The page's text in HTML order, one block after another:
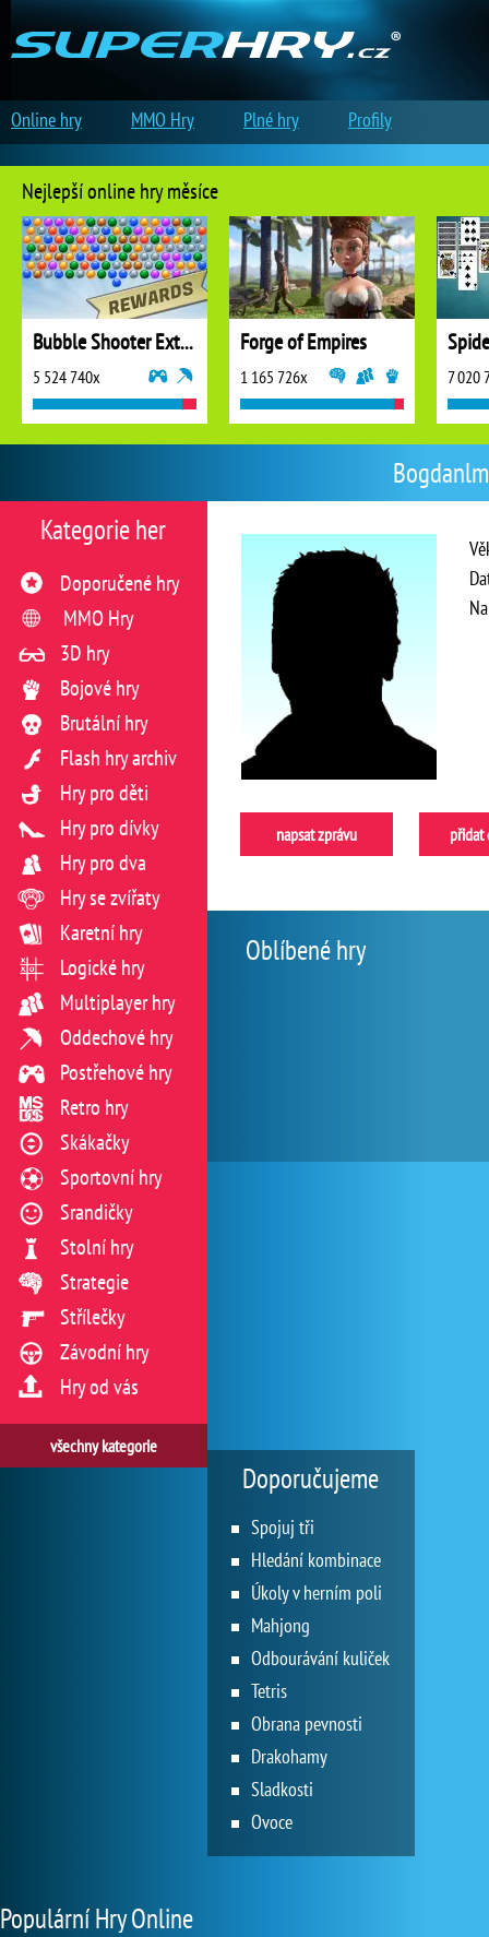
napsat zprávu přidat
Oblíbené hry
Kategorie her
Doporučené hry
MMO Hry
3D hry
Bojové hry
Brutální hry
Flash hry archiv
Hry pro děti
Hry pro dívky
Hry pro dva
Hry se zvířaty
Karetní hry
Logické hry
Multiplayer hry
Oddechové hry
Postřehové hry
Retro hry
Skákačky
Sportovní hry
Srandičky
Stolní hry
Strategie
Střílečky
Závodní hry
Hry od vás
všechny kategorie
Doporučujeme
Spojuj tři
Hledání kombinace
Úkoly v herním poli
Mahjong
Odbourávání kuliček
Tetris
Obrana pevnosti
Drakohamy
Sladkosti
Ovoce
Nejlepší online hry měsíce
Bubble Shooter Extreme
5 524 740x
Forge of Empires
1 165 726x 7 020
Populární Hry Online
Online hry MMO Hry Plné hry Profily